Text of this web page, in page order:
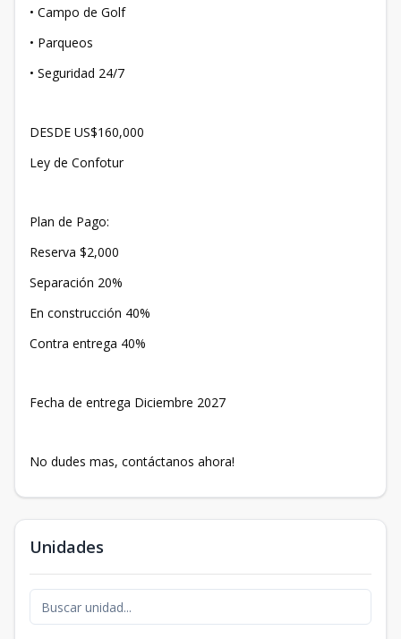
• Campo de Golf
• Parqueos
• Seguridad 24/7
DESDE US$160,000
Ley de Confotur
Plan de Pago:
Reserva $2,000
Separación 20%
En construcción 40%
Contra entrega 40%
Fecha de entrega Diciembre 2027
No dudes mas, contáctanos ahora!
Unidades